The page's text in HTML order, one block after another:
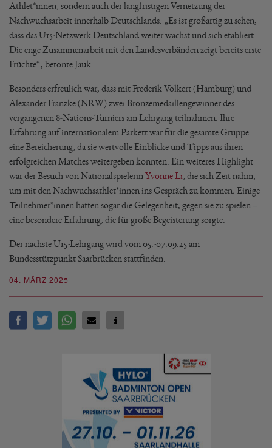
04. MÄRZ 2025
Athlet*innen, sondern auch der langfristigen Vernetzung der
Nachwuchsarbeit innerhalb Deutschlands. „Es ist großartig zu sehen,
dass das U15-Netzwerk Deutschland weiter wächst und sich etabliert.
Die enge Zusammenarbeit mit den Landesverbänden zeigt bereits erste
Früchte“, betonte Jauk.
Besonders erfreulich war, dass mit Frederik Volkert (Hamburg) und
Alexander Franzke (NRW) zwei Bronzemedaillengewinner des
vergangenen 8-Nations-Turniers am Lehrgang teilnahmen. Ihre
Erfahrung auf internationalem Parkett war für die gesamte Gruppe
eine Bereicherung, da sie wertvolle Einblicke und Tipps aus ihren
erfolgreichen Matches weitergeben konnten. Ein weiteres Highlight
war der Besuch von Nationalspielerin Yvonne Li, die sich Zeit nahm,
um mit den Nachwuchsathlet*innen ins Gespräch zu kommen. Einige
Teilnehmer*innen hatten sogar die Gelegenheit, gegen sie zu spielen –
eine besondere Erfahrung, die für große Begeisterung sorgte.
Der nächste U15-Lehrgang wird vom 05.-07.09.25 am
Bundesstützpunkt Saarbrücken stattfinden.